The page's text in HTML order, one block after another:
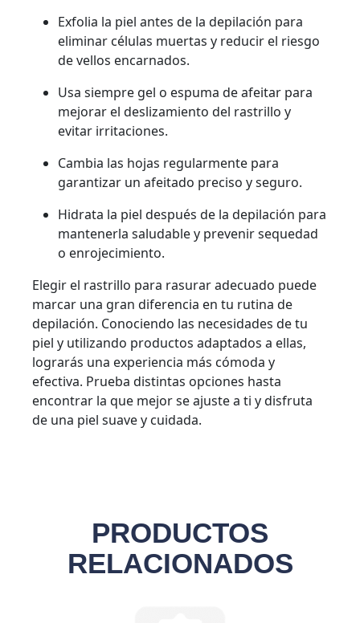
Exfolia la piel antes de la depilación para
eliminar células muertas y reducir el riesgo
de vellos encarnados.
Usa siempre gel o espuma de afeitar para
mejorar el deslizamiento del rastrillo y
evitar irritaciones.
Cambia las hojas regularmente para
garantizar un afeitado preciso y seguro.
Hidrata la piel después de la depilación para
mantenerla saludable y prevenir sequedad
o enrojecimiento.
Elegir el rastrillo para rasurar adecuado puede
marcar una gran diferencia en tu rutina de
depilación. Conociendo las necesidades de tu
piel y utilizando productos adaptados a ellas,
lograrás una experiencia más cómoda y
efectiva. Prueba distintas opciones hasta
encontrar la que mejor se ajuste a ti y disfruta
de una piel suave y cuidada.
PRODUCTOS
RELACIONADOS